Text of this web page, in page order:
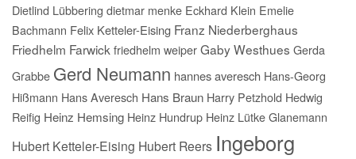
Dietlind Lübbering dietmar menke Eckhard Klein Emelie
Bachmann Felix Ketteler-Eising Franz Niederberghaus
Friedhelm Farwick friedhelm weiperGaby Westhues Gerda
Grabbe Gerd Neumann hannes averesch Hans-Georg
Hißmann Hans Averesch Hans Braun Harry Petzhold Hedwig
Reifig Heinz Hemsing Heinz Hundrup Heinz Lütke Glanemann
Hubert Ketteler-Eising Hubert Reers Ingeborg